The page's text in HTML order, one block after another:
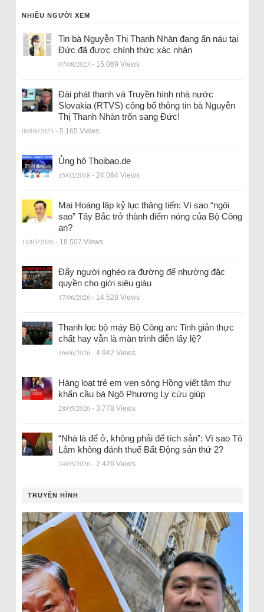
NHIỀU NGƯỜI XEM
Tin bà Nguyễn Thị Thanh Nhàn đang ẩn náu tại
Đức đã được chính thức xác nhận
07/08/2023 - 15.069 Views
Đài phát thanh và Truyền hình nhà nước
Slovakia (RTVS) công bố thông tin bà Nguyễn
Thị Thanh Nhàn trốn sang Đức!
06/08/2023 - 5.165 Views
Ủng hộ Thoibao.de
15/02/2018 - 24.064 Views
Mai Hoàng lập kỷ lục thăng tiến: Vì sao “ngôi
sao” Tây Bắc trở thành điểm nóng của Bộ Công
an?
11/05/2026 - 18.507 Views
Đẩy người nghèo ra đường để nhường đặc
quyền cho giới siêu giàu
17/06/2026 - 14.528 Views
Thanh lọc bộ máy Bộ Công an: Tinh giản thực
chất hay vẫn là màn trình diễn lấy lệ?
16/06/2026 - 4.942 Views
Hàng loạt trẻ em ven sông Hồng viết tâm thư
khẩn cầu bà Ngô Phương Ly cứu giúp
28/05/2026 - 3.778 Views
“Nhà là để ở, không phải để tích sản”: Vì sao Tô
Lâm không đánh thuế Bất Động sản thứ 2?
24/05/2026 - 2.426 Views
TRUYỀN HÌNH